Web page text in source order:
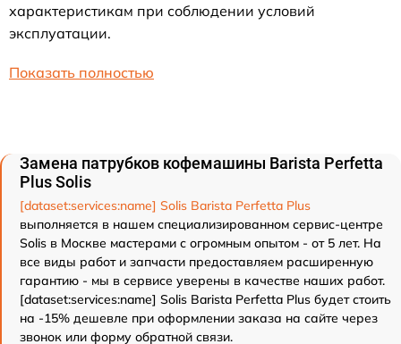
характеристикам при соблюдении условий
эксплуатации.
Показать полностью
Замена патрубков кофемашины Barista Perfetta
Plus Solis
[dataset:services:name] Solis Barista Perfetta Plus
выполняется в нашем специализированном сервис-центре
Solis в Москве мастерами с огромным опытом - от 5 лет. На
все виды работ и запчасти предоставляем расширенную
гарантию - мы в сервисе уверены в качестве наших работ.
[dataset:services:name] Solis Barista Perfetta Plus будет стоить
на -15% дешевле при оформлении заказа на сайте через
звонок или форму обратной связи.